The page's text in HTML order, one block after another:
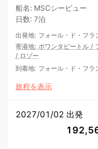
船名: MSCシービュー
日数: 7泊
出発地: フォール・ド・フラ
寄港地: ポワンタピートル /
/ ロゾー
到着地: フォール・ド・フラ
旅程を表示
2027/01/02 出発